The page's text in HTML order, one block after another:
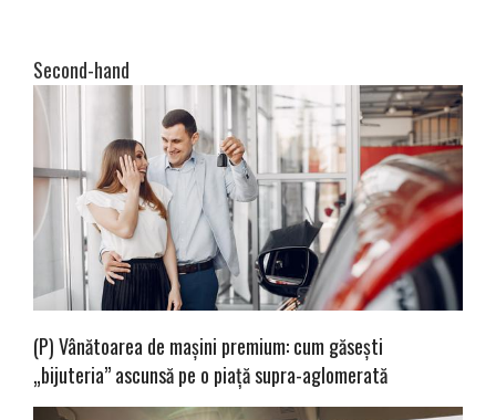
Second-hand
(P) Vânătoarea de mașini premium: cum găsești
„bijuteria” ascunsă pe o piață supra-aglomerată